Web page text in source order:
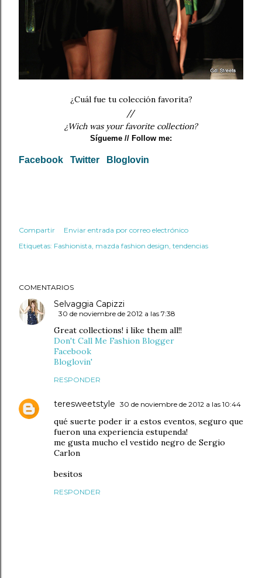
¿Cuál fue tu colección favorita?
//
¿Wich was your favorite collection?
Sígueme // Follow me:
Facebook Twitter Bloglovin
Compartir
Enviar entrada por correo electrónico
Etiquetas: Fashionista mazda fashion design tendencias
COMENTARIOS
Selvaggia Capizzi
30 de noviembre de 2012 a las 7:38
Great collections! i like them all!!
Don't Call Me Fashion Blogger
Facebook
Bloglovin'
RESPONDER
teresweetstyle 30 de noviembre de 2012 a las 10:44
qué suerte poder ir a estos eventos, seguro que
fueron una experiencia estupenda!
me gusta mucho el vestido negro de Sergio
Carlon
besitos
RESPONDER